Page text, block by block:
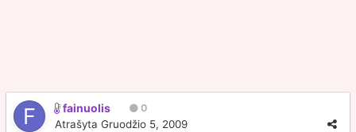
fainuolis 0
Atrašyta Gruodžio 5, 2009